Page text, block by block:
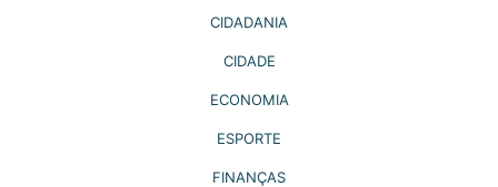
CIDADANIA
CIDADE
ECONOMIA
ESPORTE
FINANÇAS